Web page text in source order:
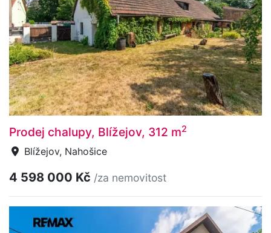
Prodej chalupy, Blížejov, 312 m2
Blížejov, Nahošice
4 598 000 Kč /za nemovitost